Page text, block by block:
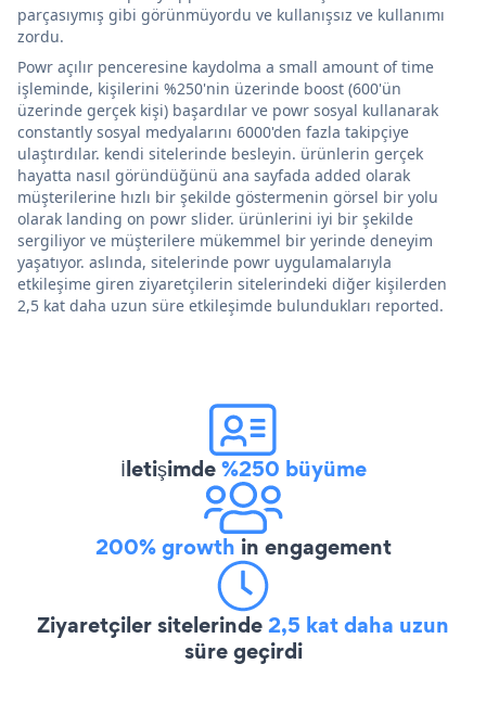
parçasıymış gibi görünmüyordu ve kullanışsız ve kullanımı
zordu.
Powr açılır penceresine kaydolma a small amount of time
işleminde, kişilerini %250'nin üzerinde boost (600'ün
üzerinde gerçek kişi) başardılar ve powr sosyal kullanarak
constantly sosyal medyalarını 6000'den fazla takipçiye
ulaştırdılar. kendi sitelerinde besleyin. ürünlerin gerçek
hayatta nasıl göründüğünü ana sayfada added olarak
müşterilerine hızlı bir şekilde göstermenin görsel bir yolu
olarak landing on powr slider. ürünlerini iyi bir şekilde
sergiliyor ve müşterilere mükemmel bir yerinde deneyim
yaşatıyor. aslında, sitelerinde powr uygulamalarıyla
etkileşime giren ziyaretçilerin sitelerindeki diğer kişilerden
2,5 kat daha uzun süre etkileşimde bulundukları reported.
İletişimde%250 büyüme
200% growth in engagement
Ziyaretçiler sitelerinde2,5 kat daha uzun
süre geçirdi